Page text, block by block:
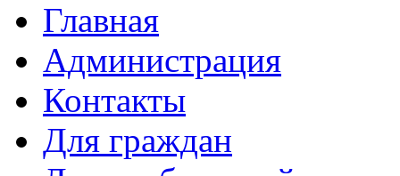
Главная
Администрация
Контакты
Для граждан